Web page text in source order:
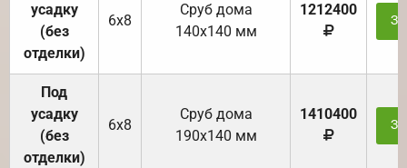
усадку
(без
отделки)
6х8
Cруб дома
140х140 мм
1212400
Под
усадку
(без
отделки)
6х8
Cруб дома
190х140 мм
1410400